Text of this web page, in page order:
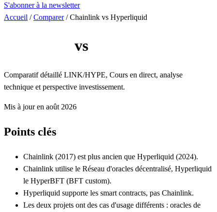
S'abonner à la newsletter
Accueil / Comparer / Chainlink vs Hyperliquid
vs
Comparatif détaillé LINK/HYPE, Cours en direct, analyse
technique et perspective investissement.
Mis à jour en août 2026
Points clés
Chainlink (2017) est plus ancien que Hyperliquid (2024).
Chainlink utilise le Réseau d'oracles décentralisé, Hyperliquid
le HyperBFT (BFT custom).
Hyperliquid supporte les smart contracts, pas Chainlink.
Les deux projets ont des cas d'usage différents : oracles de